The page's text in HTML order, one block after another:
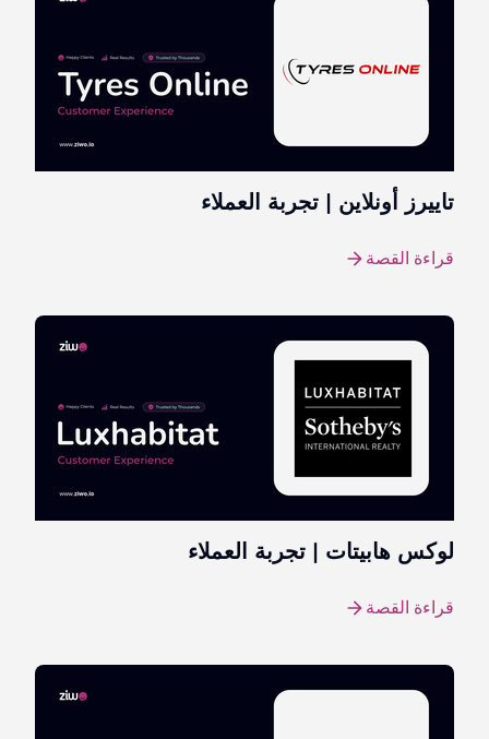
تاييرز أونلاين | تجربة العملاء
قراءة القصة
لوكس هابيتات | تجربة العملاء
قراءة القصة